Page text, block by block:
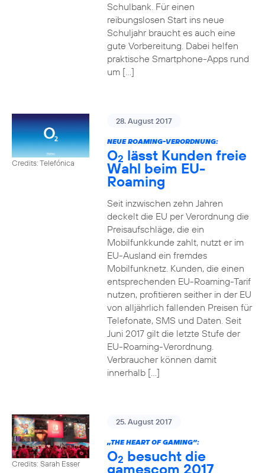
Schulbank. Für einen
reibungslosen Start ins neue
Schuljahr braucht es auch eine
gute Vorbereitung. Dabei helfen
praktische Smartphone-Apps rund
um […]
Credits: Telefónica
28. August 2017
NEUE ROAMING-VERORDNUNG:
O2 lässt Kunden freie
Wahl beim EU-
Roaming
Seit inzwischen zehn Jahren
deckelt die EU per Verordnung die
Preisaufschläge, die ein
Mobilfunkkunde zahlt, nutzt er im
EU-Ausland ein fremdes
Mobilfunknetz. Kunden, die einen
entsprechenden EU-Roaming-Tarif
nutzen, profitieren seither in der EU
von alljährlich fallenden Preisen für
Telefonate, SMS und Daten. Seit
Juni 2017 gilt die letzte Stufe der
EU-Roaming-Verordnung.
Verbraucher können damit
innerhalb […]
Credits: Sarah Esser
25. August 2017
„THE HEART OF GAMING”:
O2 besucht die
gamescom 2017